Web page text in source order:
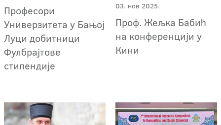
Професори
Универзитета у Бањој
Луци добитници
Фулбрајтове
стипендије
03. нов 2025.
Проф. Жељка Бабић
на конференцији у
Кини